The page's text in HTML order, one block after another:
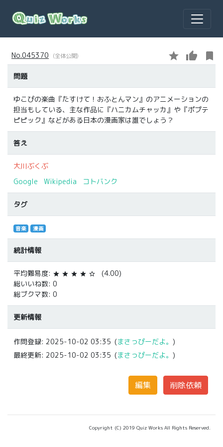
No.045370 (全体公開) star thumb_up bookmark
問題
ゆこぴの楽曲『たすけて！おふとんマン』のアニメーションの
担当もしている、主な作品に『ハニカムチャッカ』や『ポプテ
ピピック』などがある日本の漫画家は誰でしょう？
答え
大川ぶくぶ
Google
Wikipedia コトバンク
タグ
音楽 漫画
統計情報
平均難易度: star star star star star_border
(4.00)
総いいね数: 0
総ブクマ数: 0
更新情報
作問登録: 2025-10-02 03:35 (まさっぴーだよ。 )
最終更新: 2025-10-02 03:35 (まさっぴーだよ。 )
Copyright (C) 2019 Quiz Works All Rights Reserved.